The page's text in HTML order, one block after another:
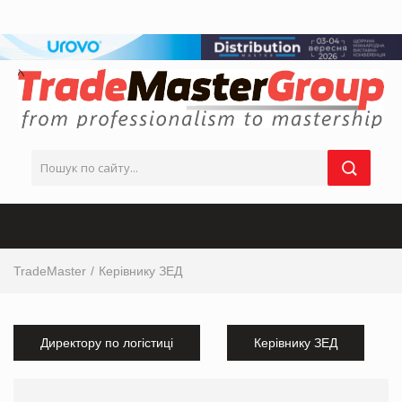
TradeMaster Керівнику ЗЕД
Директору по логістиці Керівнику ЗЕД